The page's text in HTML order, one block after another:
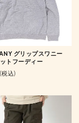
グリップスワニー
トフーディー
込)